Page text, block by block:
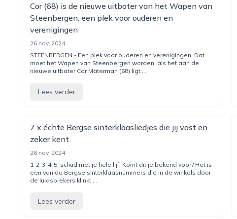
Cor (68) is de nieuwe uitbater van het Wapen van
Steenbergen: een plek voor ouderen en
verenigingen
26 nov. 2024
STEENBERGEN - Een plek voor ouderen en verenigingen. Dat
moet het Wapen van Steenbergen worden, als het aan de
nieuwe uitbater Cor Materman (68) ligt....
Lees verder
7 x échte Bergse sinterklaasliedjes die jij vast en
zeker kent
26 nov. 2024
1-2-3-4-5, schud met je hele lijf! Komt dit je bekend voor? Het is
een van de Bergse sinterklaasnummers die in de winkels door
de luidsprekers klinkt....
Lees verder